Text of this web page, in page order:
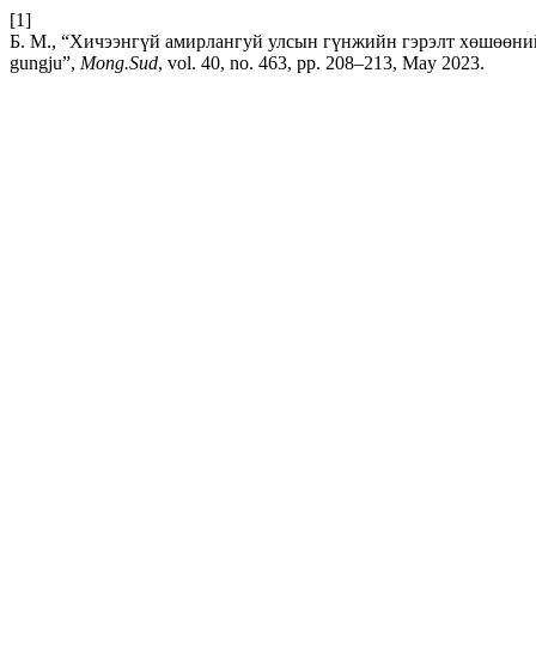
[1]
Б. М., “Хичээнгүй амирлангуй улсын гүнжийн гэрэлт
gungju”, Mong.Sud, vol. 40, no. 463, pp. 208–213, May 2023.